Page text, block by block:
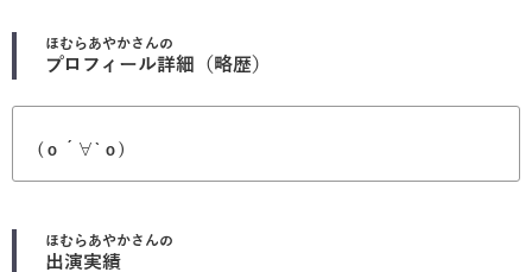
ほむらあやかさんの
プロフィール詳細（略歴）
(о´∀`о)
ほむらあやかさんの
出演実績